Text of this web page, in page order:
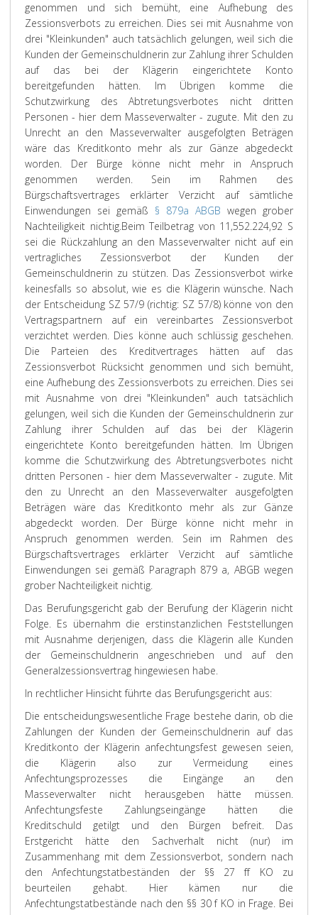
genommen und sich bemüht, eine Aufhebung des
Zessionsverbots zu erreichen. Dies sei mit Ausnahme von
drei "Kleinkunden" auch tatsächlich gelungen, weil sich die
Kunden der Gemeinschuldnerin zur Zahlung ihrer Schulden
auf das bei der Klägerin eingerichtete Konto
bereitgefunden hätten. Im Übrigen komme die
Schutzwirkung des Abtretungsverbotes nicht dritten
Personen - hier dem Masseverwalter - zugute. Mit den zu
Unrecht an den Masseverwalter ausgefolgten Beträgen
wäre das Kreditkonto mehr als zur Gänze abgedeckt
worden. Der Bürge könne nicht mehr in Anspruch
genommen werden. Sein im Rahmen des
Bürgschaftsvertrages erklärter Verzicht auf sämtliche
Einwendungen sei gemäß § 879a ABGB wegen grober
Nachteiligkeit nichtig.Beim Teilbetrag von 11,552.224,92 S
sei die Rückzahlung an den Masseverwalter nicht auf ein
vertragliches Zessionsverbot der Kunden der
Gemeinschuldnerin zu stützen. Das Zessionsverbot wirke
keinesfalls so absolut, wie es die Klägerin wünsche. Nach
der Entscheidung SZ 57/9 (richtig: SZ 57/8) könne von den
Vertragspartnern auf ein vereinbartes Zessionsverbot
verzichtet werden. Dies könne auch schlüssig geschehen.
Die Parteien des Kreditvertrages hätten auf das
Zessionsverbot Rücksicht genommen und sich bemüht,
eine Aufhebung des Zessionsverbots zu erreichen. Dies sei
mit Ausnahme von drei "Kleinkunden" auch tatsächlich
gelungen, weil sich die Kunden der Gemeinschuldnerin zur
Zahlung ihrer Schulden auf das bei der Klägerin
eingerichtete Konto bereitgefunden hätten. Im Übrigen
komme die Schutzwirkung des Abtretungsverbotes nicht
dritten Personen - hier dem Masseverwalter - zugute. Mit
den zu Unrecht an den Masseverwalter ausgefolgten
Beträgen wäre das Kreditkonto mehr als zur Gänze
abgedeckt worden. Der Bürge könne nicht mehr in
Anspruch genommen werden. Sein im Rahmen des
Bürgschaftsvertrages erklärter Verzicht auf sämtliche
Einwendungen sei gemäß Paragraph 879 a, ABGB wegen
grober Nachteiligkeit nichtig.
Das Berufungsgericht gab der Berufung der Klägerin nicht
Folge. Es übernahm die erstinstanzlichen Feststellungen
mit Ausnahme derjenigen, dass die Klägerin alle Kunden
der Gemeinschuldnerin angeschrieben und auf den
Generalzessionsvertrag hingewiesen habe.
In rechtlicher Hinsicht führte das Berufungsgericht aus:
Die entscheidungswesentliche Frage bestehe darin, ob die
Zahlungen der Kunden der Gemeinschuldnerin auf das
Kreditkonto der Klägerin anfechtungsfest gewesen seien,
die Klägerin also zur Vermeidung eines
Anfechtungsprozesses die Eingänge an den
Masseverwalter nicht herausgeben hätte müssen.
Anfechtungsfeste Zahlungseingänge hätten die
Kreditschuld getilgt und den Bürgen befreit. Das
Erstgericht hätte den Sachverhalt nicht (nur) im
Zusammenhang mit dem Zessionsverbot, sondern nach
den Anfechtungstatbeständen der §§ 27 ff KO zu
beurteilen gehabt. Hier kämen nur die
Anfechtungstatbestände nach den §§ 30 f KO in Frage. Bei